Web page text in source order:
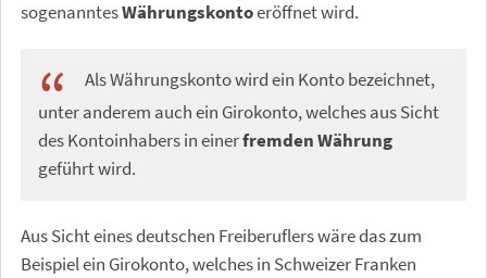
sogenanntesWährungskontoeröffnet wird.
Als Währungskonto wird ein Konto bezeichnet,
unter anderem auch ein Girokonto, welches aus Sicht
des Kontoinhabers in einerfremden Währung
geführt wird.
Aus Sicht eines deutschen Freiberuflers wäre das zum
Beispiel ein Girokonto, welches in Schweizer Franken